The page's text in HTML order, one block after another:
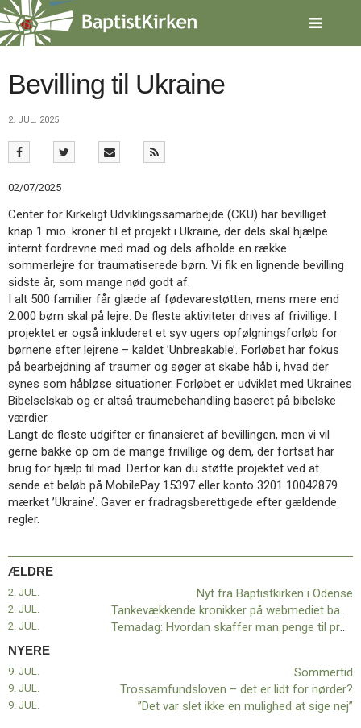
Spring
menu
over
gå
tilbage
forsiden
2.0:
Nyheder
3.0:
Kalender
4.0:
Inspiration
5.0:
Værktøjskassen
6.0:
Mission
7.0:
Om
BaptistKirken
8.0:
Kontakt
9.0:
Forside
10.0:
Nyheder
11.0:
Kalender
12.0:
Inspiration
13.0:
Værktøjskassen
14.0:
Mission
15.0:
Om
BaptistKirken
16.0:
Kontakt
Næste
indlæg:
Nyt
Baptistkirken
Odense
Bevilling til Ukraine
2. JUL. 2025
02/07/2025
Center for Kirkeligt Udviklingssamarbejde (CKU) har bevilliget
knap 1 mio. kroner til et projekt i Ukraine, der dels skal hjælpe
internt fordrevne med mad og dels afholde en række
sommerlejre for traumatiserede børn. Vi fik en lignende bevilling
sidste år, som mange nød godt af.
I alt 500 familier får glæde af fødevarestøtten, mens mere end
2.000 børn skal på lejre. De fleste aktiviteter drives af frivillige. I
projektet er også inkluderet et syv ugers opfølgningsforløb for
børnene efter lejrene – kaldet ’Unbreakable’. Forløbet har fokus
på bearbejdning af traumer og søger at skabe håb i, hvad der
synes som håbløse situationer. Forløbet er udviklet med Ukraines
Bibelselskab og er altså traumebehandling baseret på bibelske
værdier.
Langt de fleste udgifter er finansieret af bevillingen, men vi vil
gerne bakke op om de mange frivillige og dem, der fortsat har
brug for hjælp til mad. Derfor kan du støtte projektet ved at
sende et beløb på MobilePay 15397 eller konto 3201 10042879
mærket ’Ukraine’. Gaver er fradragsberettigede efter gældende
regler.
ÆLDRE
2. JUL. Nyt fra Baptistkirken i Odense
2. JUL. Tankevækkende kronikker på webmediet baptist.dk
2. JUL. Temadag: Hvordan skaffer man penge til projekter?
NYERE
Sommertid
9. JUL.
Trossamfundsloven – det er lidt for nørder?
9. JUL.
”Det var slet ikke en mulighed at sige nej”
9. JUL.